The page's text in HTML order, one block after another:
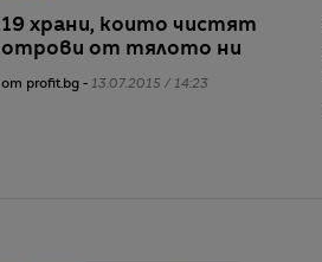
19 храни, които чистят
отрови от тялото ни
от profit.bg - 13.07.2015 / 14:23